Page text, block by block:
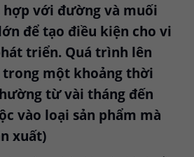
với đường và muối
để tạo điều kiện cho vi
triển. Quá trình lên
trong một khoảng thời
từ vài tháng đến
vào loại sản phẩm mà
xuất)